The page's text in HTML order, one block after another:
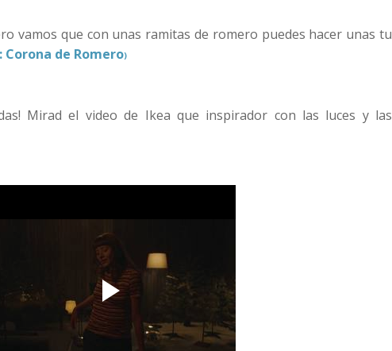
vamos que con unas ramitas de romero puedes hacer unas tu
Corona de Romero)
Mirad el video de Ikea que inspirador con las luces y las